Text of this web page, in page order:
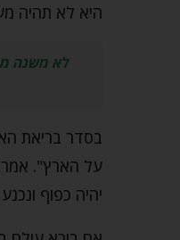
היא לא תהיה
לא משנה
בסדר בריאת
על הארץ".
יהיה כפוף